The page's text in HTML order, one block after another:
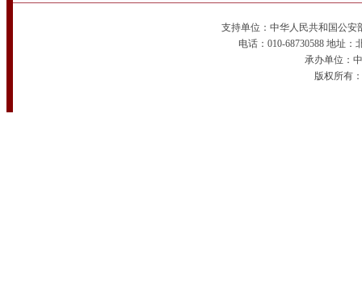
支持单位：中华人民共和国公安
电话：010-68730588 地址
承办单位：
版权所有